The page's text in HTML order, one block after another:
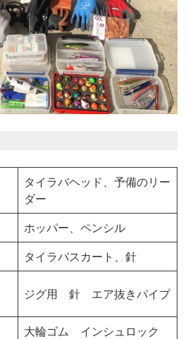
タイラバヘッド、予備のリー
ダー
ホッパー、ペンシル
タイラバスカート、針
ジグ用 針 エア抜きパイプ
大輪ゴム インシュロック